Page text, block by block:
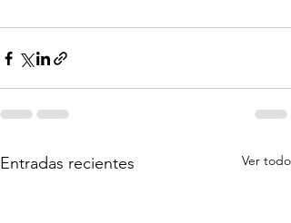
Entradas recientes Ver todo